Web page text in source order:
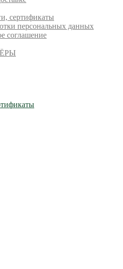
сертификаты
персональных данных
соглашение